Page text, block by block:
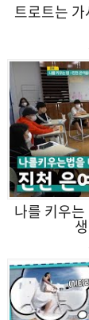
트로트는
나를 키우는